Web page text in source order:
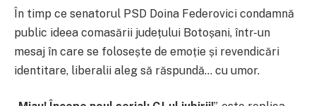
În timp ce senatorul PSD Doina Federovici condamnă
public ideea comasării județului Botoșani, într-un
mesaj în care se folosește de emoție și revendicări
identitare, liberalii aleg să răspundă… cu umor.